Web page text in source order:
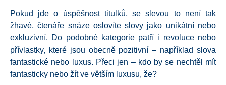
Pokud jde o úspěšnost titulků, se slevou to není tak
žhavé, čtenáře snáze oslovíte slovy jako unikátní nebo
exkluzivní. Do podobné kategorie patří i revoluce nebo
přívlastky, které jsou obecně pozitivní – například slova
fantastické nebo luxus. Přeci jen – kdo by se nechtěl mít
fantasticky nebo žít ve větším luxusu, že?